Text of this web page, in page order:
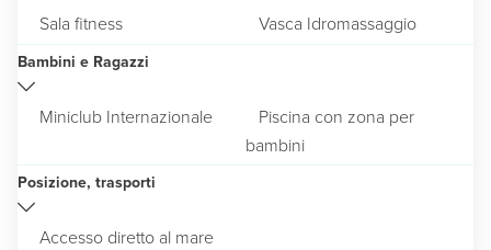
Sala fitness
Vasca Idromassaggio
Bambini e Ragazzi
Miniclub Internazionale
Piscina con zona per
bambini
Posizione, trasporti
Accesso diretto al mare